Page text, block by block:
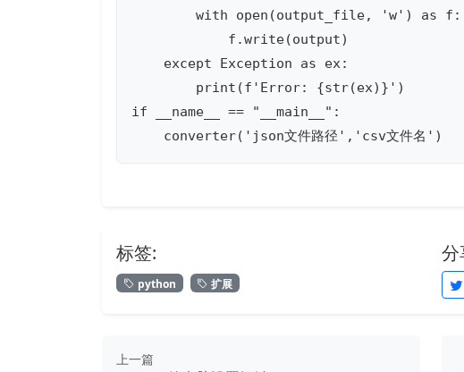
with open(output_file, 'w') as f:
f.write(output)
except Exception as ex:
print(f'Error: {str(ex)}')
if __name__ == "__main__":
converter('json文件路径','csv文件名')
标签:
python 扩展
分
上一篇